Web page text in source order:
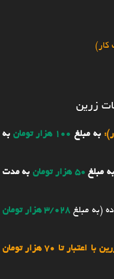
زرین
به مبلغ 100 هزار تومان
به
به مبلغ 50 هزار تومان
به مدت
3/028 هزار تومان
تا 70 هزار تومان